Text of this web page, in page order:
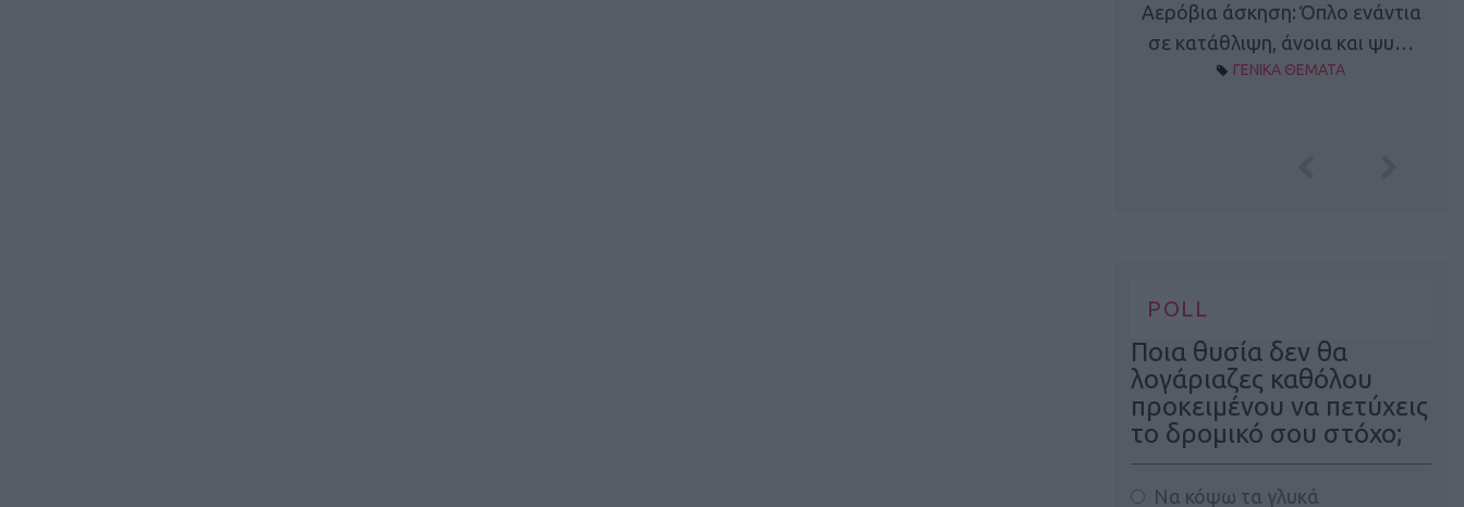
Αερόβια άσκηση: Όπλο ενάντια
σε κατάθλιψη, άνοια και ψυ…
ΓΕΝΙΚΑ ΘΕΜΑΤΑ
POLL
Ποια θυσία δεν θα
λογάριαζες καθόλου
προκειμένου να πετύχεις
το δρομικό σου στόχο;
Να κόψω τα γλυκά